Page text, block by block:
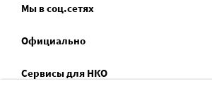
Мы в соц.сетях
Официально
Сервисы для НКО